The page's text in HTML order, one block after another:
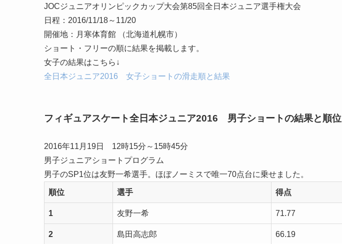
JOCジュニアオリンピックカップ大会第85回全日本ジュニア選手権大会
日程：2016/11/18～11/20
開催地：月寒体育館 （北海道札幌市）
ショート・フリーの順に結果を掲載します。
女子の結果はこちら↓
全日本ジュニア2016 女子ショートの滑走順と結果
フィギュアスケート全日本ジュニア2016 男子ショートの結果と順位
2016年11月19日 12時15分～15時45分
男子ジュニアショートプログラム
男子のSP1位は友野一希選手。ほぼノーミスで唯一70点台に乗せました。
順位 選手 得点
1 友野一希 71.77
2 島田高志郎 66.19